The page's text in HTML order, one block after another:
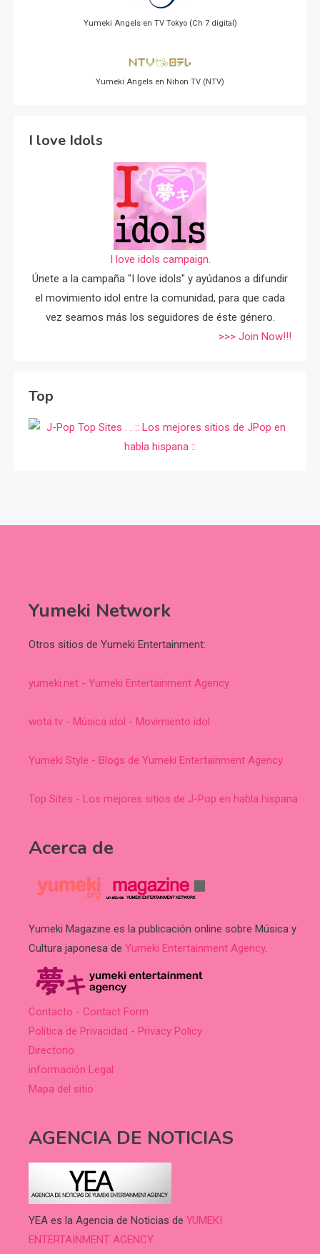
Yumeki Angels en TV Tokyo (Ch 7 digital)
Yumeki Angels en Nihon TV (NTV)
I love Idols
I love idols campaign.
Únete a la campaña "I love idols" y ayúdanos a difundir
el movimiento idol entre la comunidad, para que cada
vez seamos más los seguidores de éste género.
>>> Join Now!!!
Top
Yumeki Network
Otros sitios de Yumeki Entertainment:
yumeki.net - Yumeki Entertainment Agency
wota.tv - Música idol - Movimiento idol
Yumeki Style - Blogs de Yumeki Entertainment Agency
Top Sites - Los mejores sitios de J-Pop en habla hispana
Acerca de
Yumeki Magazine es la publicación online sobre Música y
Cultura japonesa de Yumeki Entertainment Agency.
Contacto - Contact Form
Política de Privacidad - Privacy Policy
Directorio
información Legal
Mapa del sitio
AGENCIA DE NOTICIAS
YEA es la Agencia de Noticias de YUMEKI
ENTERTAINMENT AGENCY.